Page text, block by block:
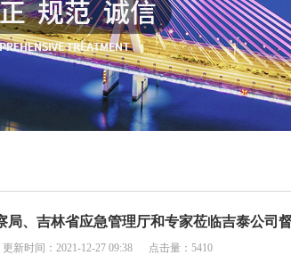
、吉林省应急管理厅和专家莅临吉泰公司
新时间：2021-12-27 09:38 点击量：5410